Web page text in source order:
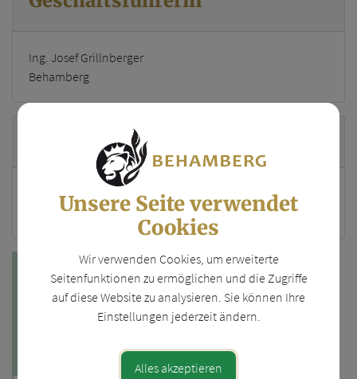
Ing. Josef Grillnberger
Behamberg
Wachtberg 91
4441 Behamberg
Unsere Seite verwendet
Cookies
Wir verwenden Cookies, um erweiterte
Seitenfunktionen zu ermöglichen und die Zugriffe
auf diese Website zu analysieren. Sie können Ihre
Einstellungen jederzeit ändern.
Alles akzeptieren